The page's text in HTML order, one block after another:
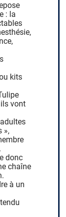
: la
kits
vont
»,
donc
chaîne
à un